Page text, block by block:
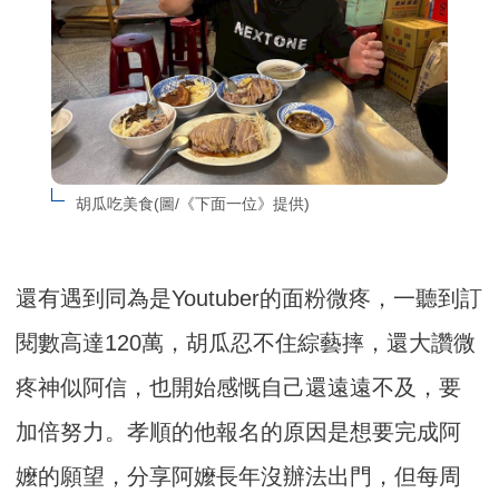
胡瓜吃美食(圖/《下面一位》提供)
還有遇到同為是Youtuber的面粉微疼，一聽到訂
閱數高達120萬，胡瓜忍不住綜藝摔，還大讚微
疼神似阿信，也開始感慨自己還遠遠不及，要
加倍努力。孝順的他報名的原因是想要完成阿
嬤的願望，分享阿嬤長年沒辦法出門，但每周